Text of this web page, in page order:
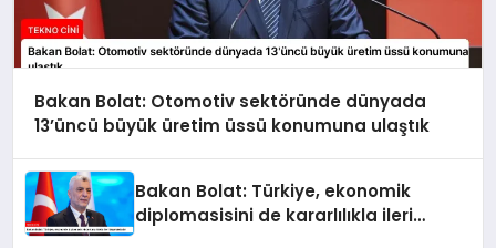
Bakan Bolat: Otomotiv sektöründe dünyada
13’üncü büyük üretim üssü konumuna ulaştık
Bakan Bolat: Türkiye, ekonomik
diplomasisini de kararlılıkla ileri